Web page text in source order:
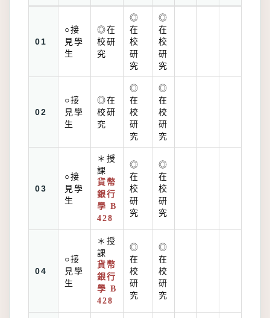
01
○接
見學
生
◎在
校研
究
◎
在
校
研
究
◎
在
校
研
究
02
○接
見學
生
◎在
校研
究
◎
在
校
研
究
◎
在
校
研
究
03
○接
見學
生
＊授
課
貨幣
銀行
學 B
428
◎
在
校
研
究
◎
在
校
研
究
04
○接
見學
生
＊授
課
貨幣
銀行
學 B
428
◎
在
校
研
究
◎
在
校
研
究